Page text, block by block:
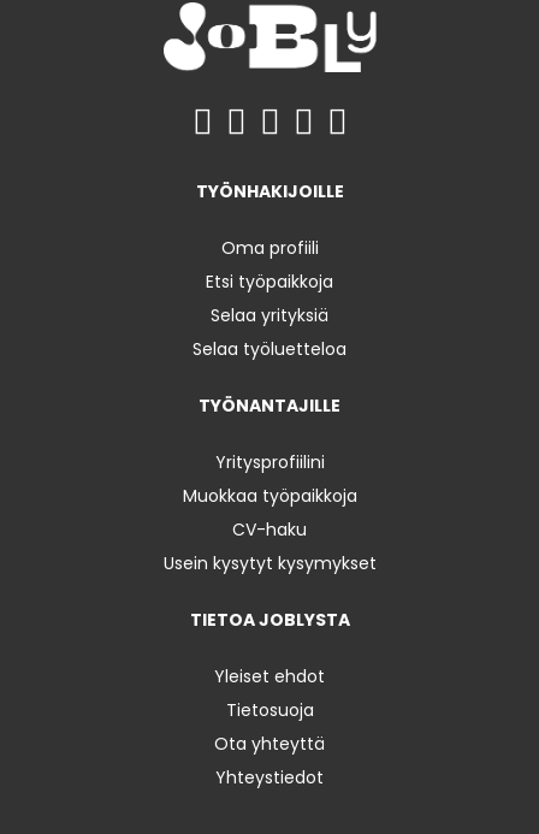
TYÖNHAKIJOILLE
Oma profiili
Etsi työpaikkoja
Selaa yrityksiä
Selaa työluetteloa
TYÖNANTAJILLE
Yritysprofiilini
Muokkaa työpaikkoja
CV-haku
Usein kysytyt kysymykset
TIETOA JOBLYSTA
Yleiset ehdot
Tietosuoja
Ota yhteyttä
Yhteystiedot